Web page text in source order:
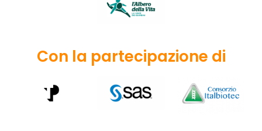
Con la partecipazione di